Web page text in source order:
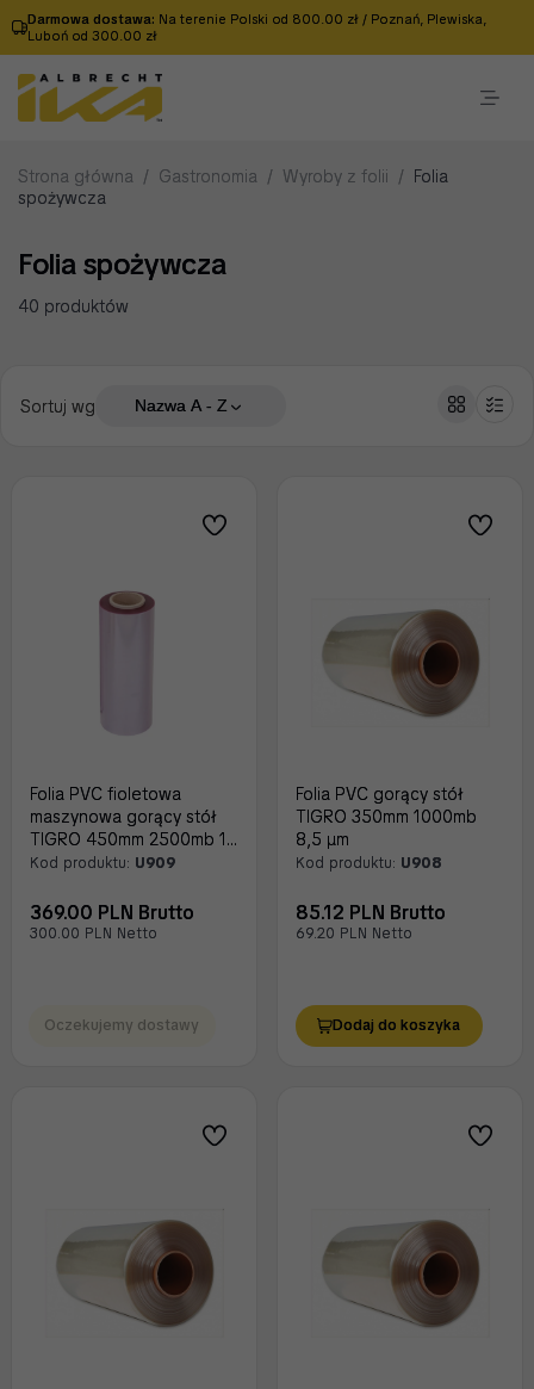
Darmowa dostawa: Na terenie Polski od 800.00 zł / Poznań, Plewiska,
Luboń od 300.00 zł
Strona główna / Gastronomia / Wyroby z folii / Folia
spożywcza
Folia spożywcza
40 produktów
Sortuj wg Nazwa A - Z
Folia PVC fioletowa
maszynowa gorący stół
TIGRO 450mm 2500mb 11
μm
Kod produktu: U909
369.00 PLN Brutto
300.00 PLN Netto
Oczekujemy dostawy
Folia PVC gorący stół
TIGRO 350mm 1000mb
8,5 μm
Kod produktu: U908
85.12 PLN Brutto
69.20 PLN Netto
Dodaj do koszyka